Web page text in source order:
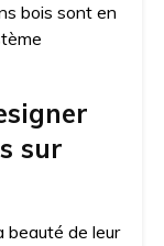
bois sont en
sur
beauté de leur